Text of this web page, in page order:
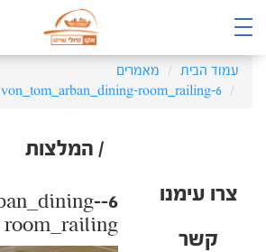
עמוד הבית
מאמרים
6-von_tom_arban_dining-room_railing
/ המלצות
צרו עימנו
קשר
room_railing